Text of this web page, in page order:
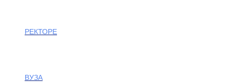
РЕКТОРЕ
ВУЗА